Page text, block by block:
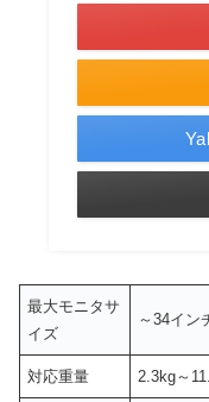
最大モニタサ
イズ
～34イン
対応重量 2.3kg～